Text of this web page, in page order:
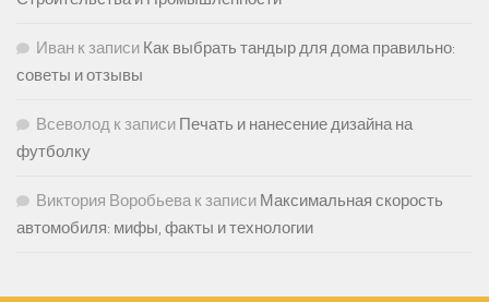
Иван к записи Как выбрать тандыр для дома правильно:
советы и отзывы
Всеволод к записи Печать и нанесение дизайна на
футболку
Виктория Воробьевак записи Максимальная скорость
автомобиля: мифы, факты и технологии